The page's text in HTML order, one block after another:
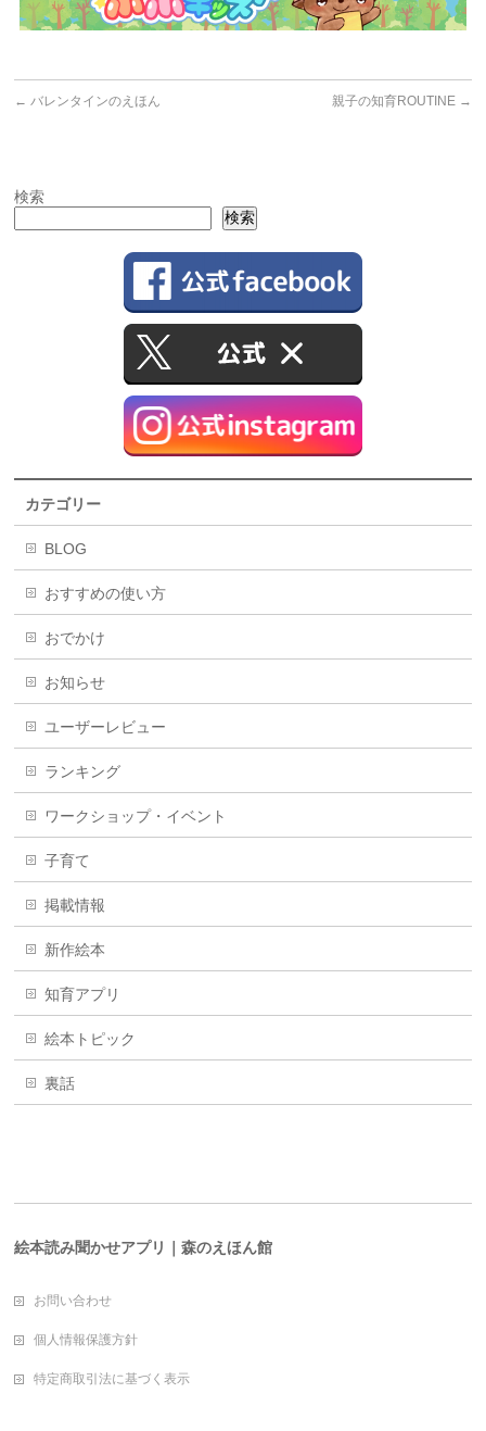
← バレンタインのえほん 親子の知育ROUTINE →
検索
検索
カテゴリー
BLOG
おすすめの使い方
おでかけ
お知らせ
ユーザーレビュー
ランキング
ワークショップ・イベント
子育て
掲載情報
新作絵本
知育アプリ
絵本トピック
裏話
絵本読み聞かせアプリ｜森のえほん館
お問い合わせ
個人情報保護方針
特定商取引法に基づく表示